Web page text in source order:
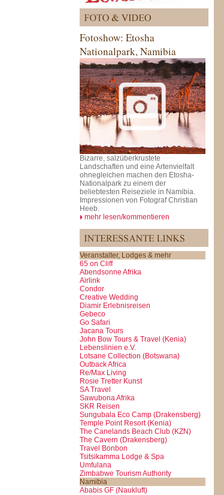
Fotoshow: Etosha
Nationalpark, Namibia
Bizarre, salzüberkrustete
Landschaften und eine Artenvielfalt
ohnegleichen machen den Etosha-
Nationalpark zu einem der
beliebtesten Reiseziele in Namibia.
Impressionen von Fotograf Christian
Heeb.
mehr lesen/kommentieren
Veranstalter, Lodges & mehr
65 on Cliff
Abendsonne Afrika
Airlink
Condor
Creative Wedding
Diamir Erlebnisreisen
Gebeco
Go Safari
Jacana Tours
John Bow Tours & Travel (Kenia)
Lebenslinien e.V.
Lotsane Collection (Botswana)
Outback Africa
Re/Max Living
Rosie Tretter Kunst
SA Travel
Sawubona Afrika
SKR Reisen
Sungubala Eco Camp (Drakensberg)
Temple Point Resort (Kenia)
The Canelands Beach Club (KZN)
The Cavern (Drakensberg)
Travel Bonbon
Tsitsikamma Lodge & Spa
Umfulana
Zimbabwe Tourism Authority
Namibia
Ababis GF (Naukluft)